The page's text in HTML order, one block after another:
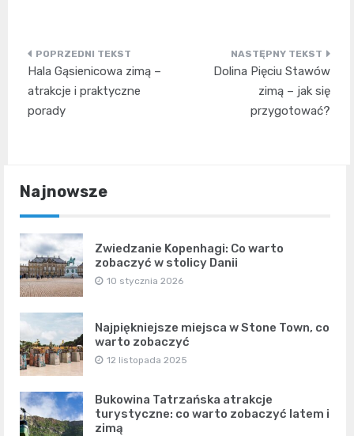
Nawigacja
wpisu
Hala Gąsienicowa zimą –
atrakcje i praktyczne
porady
Dolina Pięciu Stawów
zimą – jak się
przygotować?
Najnowsze
Zwiedzanie Kopenhagi: Co warto
zobaczyć w stolicy Danii
10 stycznia 2026
Najpiękniejsze miejsca w Stone Town, co
warto zobaczyć
12 listopada 2025
Bukowina Tatrzańska atrakcje
turystyczne: co warto zobaczyć latem i
zimą